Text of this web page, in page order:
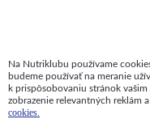
Na Nutriklubu používame
budeme používať na meranie
k prispôsobovaniu stránok vašim
zobrazenie relevantných reklám
cookies.